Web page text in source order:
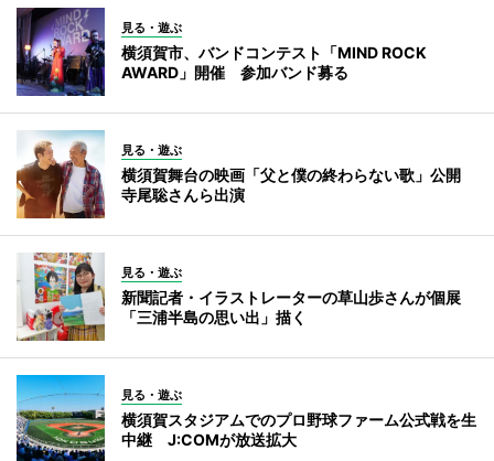
見る・遊ぶ
横須賀市、バンドコンテスト「MIND ROCK
AWARD」開催 参加バンド募る
見る・遊ぶ
横須賀舞台の映画「父と僕の終わらない歌」公開
寺尾聡さんら出演
見る・遊ぶ
新聞記者・イラストレーターの草山歩さんが個展
「三浦半島の思い出」描く
見る・遊ぶ
横須賀スタジアムでのプロ野球ファーム公式戦を生
中継 J:COMが放送拡大